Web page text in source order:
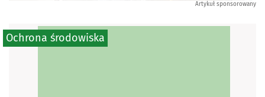
Artykuł sponsorowany
Ochrona środowiska